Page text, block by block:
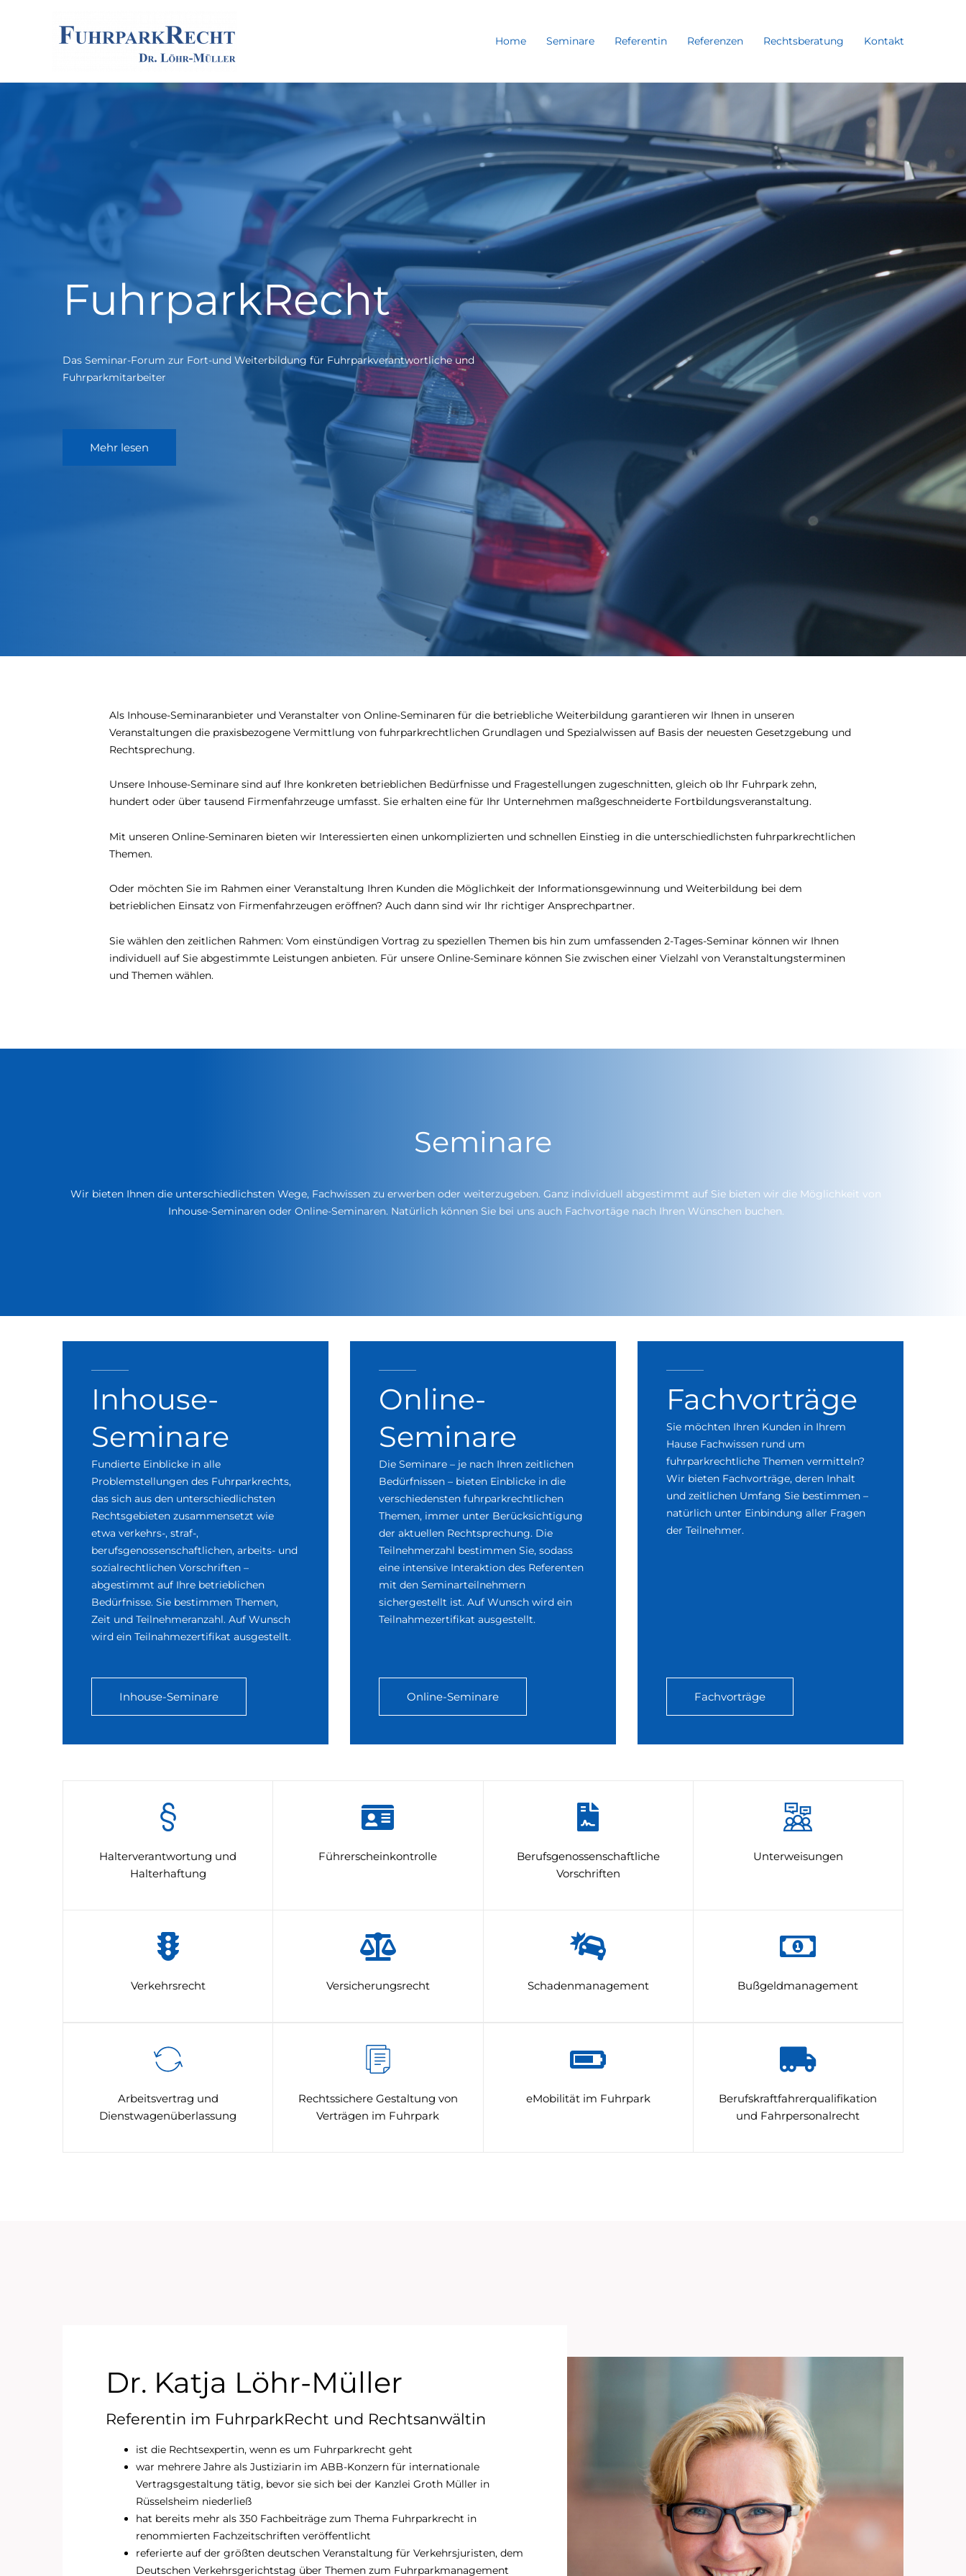
Home Seminare Referentin Referenzen Rechtsberatung Kontakt
FuhrparkRecht
Das Seminar-Forum zur Fort-und Weiterbildung für Fuhrparkverantwortliche und
Fuhrparkmitarbeiter
Mehr lesen
Als Inhouse-Seminaranbieter und Veranstalter von Online-Seminaren für die betriebliche Weiterbildung garantieren wir Ihnen in unseren
Veranstaltungen die praxisbezogene Vermittlung von fuhrparkrechtlichen Grundlagen und Spezialwissen auf Basis der neuesten Gesetzgebung und
Rechtsprechung.
Unsere Inhouse-Seminare sind auf Ihre konkreten betrieblichen Bedürfnisse und Fragestellungen zugeschnitten, gleich ob Ihr Fuhrpark zehn,
hundert oder über tausend Firmenfahrzeuge umfasst. Sie erhalten eine für Ihr Unternehmen maßgeschneiderte Fortbildungsveranstaltung.
Mit unseren Online-Seminaren bieten wir Interessierten einen unkomplizierten und schnellen Einstieg in die unterschiedlichsten fuhrparkrechtlichen
Themen.
Oder möchten Sie im Rahmen einer Veranstaltung Ihren Kunden die Möglichkeit der Informationsgewinnung und Weiterbildung bei dem
betrieblichen Einsatz von Firmenfahrzeugen eröffnen? Auch dann sind wir Ihr richtiger Ansprechpartner.
Sie wählen den zeitlichen Rahmen: Vom einstündigen Vortrag zu speziellen Themen bis hin zum umfassenden 2-Tages-Seminar können wir Ihnen
individuell auf Sie abgestimmte Leistungen anbieten. Für unsere Online-Seminare können Sie zwischen einer Vielzahl von Veranstaltungsterminen
und Themen wählen.
Seminare
Wir bieten Ihnen die unterschiedlichsten Wege, Fachwissen zu erwerben oder weiterzugeben. Ganz individuell abgestimmt auf Sie bieten wir die Möglichkeit von
Inhouse-Seminaren oder Online-Seminaren. Natürlich können Sie bei uns auch Fachvortäge nach Ihren Wünschen buchen.
Inhouse-
Seminare
Fundierte Einblicke in alle
Problemstellungen des Fuhrparkrechts,
das sich aus den unterschiedlichsten
Rechtsgebieten zusammensetzt wie
etwa verkehrs-, straf-,
berufsgenossenschaftlichen, arbeits- und
sozialrechtlichen Vorschriften –
abgestimmt auf Ihre betrieblichen
Bedürfnisse. Sie bestimmen Themen,
Zeit und Teilnehmeranzahl. Auf Wunsch
wird ein Teilnahmezertifikat ausgestellt.
Inhouse-Seminare
Online-
Seminare
Die Seminare – je nach Ihren zeitlichen
Bedürfnissen – bieten Einblicke in die
verschiedensten fuhrparkrechtlichen
Themen, immer unter Berücksichtigung
der aktuellen Rechtsprechung. Die
Teilnehmerzahl bestimmen Sie, sodass
eine intensive Interaktion des Referenten
mit den Seminarteilnehmern
sichergestellt ist. Auf Wunsch wird ein
Teilnahmezertifikat ausgestellt.
Online-Seminare
Fachvorträge
Sie möchten Ihren Kunden in Ihrem
Hause Fachwissen rund um
fuhrparkrechtliche Themen vermitteln?
Wir bieten Fachvorträge, deren Inhalt
und zeitlichen Umfang Sie bestimmen –
natürlich unter Einbindung aller Fragen
der Teilnehmer.
Fachvorträge
Halterverantwortung und
Halterhaftung
Führerscheinkontrolle
Berufsgenossenschaftliche
Vorschriften
Unterweisungen
Verkehrsrecht Versicherungsrecht Schadenmanagement Bußgeldmanagement
Arbeitsvertrag und
Dienstwagenüberlassung
Rechtssichere Gestaltung von
Verträgen im Fuhrpark
eMobilität im Fuhrpark
Berufskraftfahrerqualifikation
und Fahrpersonalrecht
Dr. Katja Löhr-Müller
Referentin im FuhrparkRecht und Rechtsanwältin
ist die Rechtsexpertin, wenn es um Fuhrparkrecht geht
war mehrere Jahre als Justiziarin im ABB-Konzern für internationale
Vertragsgestaltung tätig, bevor sie sich bei der Kanzlei Groth Müller in
Rüsselsheim niederließ
hat bereits mehr als 350 Fachbeiträge zum Thema Fuhrparkrecht in
renommierten Fachzeitschriften veröffentlicht
referierte auf der größten deutschen Veranstaltung für Verkehrsjuristen, dem
Deutschen Verkehrsgerichtstag über Themen zum Fuhrparkmanagement